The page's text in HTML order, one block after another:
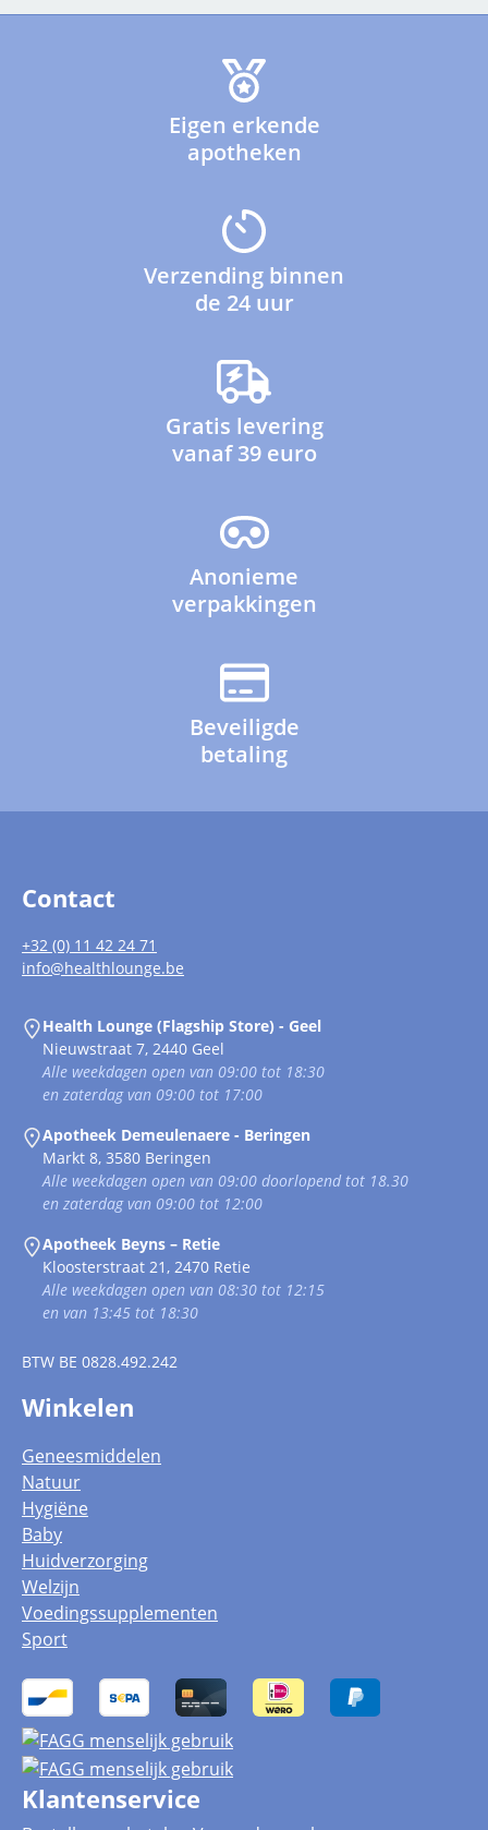
Eigen erkende
apotheken
Verzending binnen
de 24 uur
Gratis levering
vanaf 39 euro
Anonieme
verpakkingen
Beveiligde
betaling
Contact
+32 (0) 11 42 24 71
info@healthlounge.be
Health Lounge (Flagship Store) - Geel
Nieuwstraat 7, 2440 Geel
Alle weekdagen open van 09:00 tot 18:30
en zaterdag van 09:00 tot 17:00
Apotheek Demeulenaere - Beringen
Markt 8, 3580 Beringen
Alle weekdagen open van 09:00 doorlopend tot 18.30
en zaterdag van 09:00 tot 12:00
Apotheek Beyns – Retie
Kloosterstraat 21, 2470 Retie
Alle weekdagen open van 08:30 tot 12:15
en van 13:45 tot 18:30
BTW BE 0828.492.242
Winkelen
Geneesmiddelen
Natuur
Hygiëne
Baby
Huidverzorging
Welzijn
Voedingssupplementen
Sport
Klantenservice